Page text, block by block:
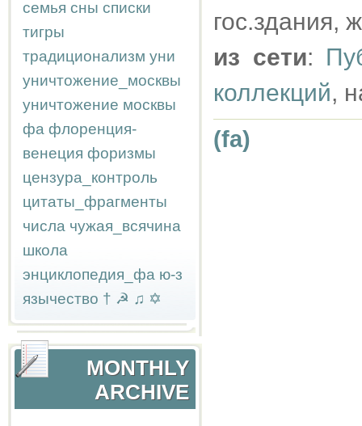
семья сны списки
тигры
традиционализм уни
уничтожение_москвы
уничтожение москвы
фа флоренция-
венеция форизмы
цензура_контроль
цитаты_фрагменты
числа чужая_всячина
школа
энциклопедия_фа ю-з
язычество † ☭ ♫ ✡
MONTHLY
ARCHIVE
гос.здания,
из сети:
коллекций,
(fa)